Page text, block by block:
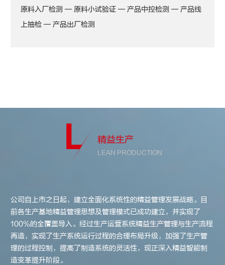
原料入厂检测 — 原料小试验证 — 产品中控检测 — 产品线
上抽检 — 产品出厂检测
精益生产
LEAN PRODUCTION
公司自上市之日起，建立全面化系统性的精益管理发展战略。目
前各生产基地精益管理思想及管理模式已成功建立，并实现了
100%的全覆盖导入。经过生产运营系统精益生产管理与生产流程
再造，实现了生产系统运行过程的合理布局升级，加强了生产管
理的过程控制，提高了制造系统的灵活性，现正深入精益智能制
造变革提升阶段。